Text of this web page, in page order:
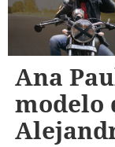
Ana
modelo